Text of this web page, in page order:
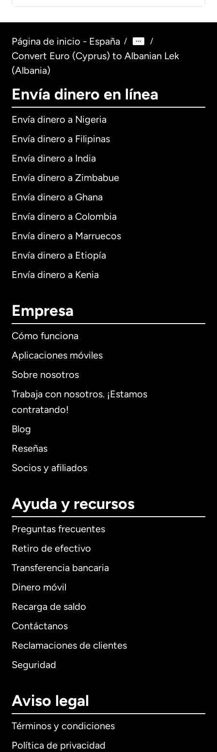
Página de inicio - España / /
Convert Euro (Cyprus) to Albanian Lek
(Albania)
Envía dinero en línea
Envía dinero a Nigeria
Envía dinero a Filipinas
Envía dinero a India
Envía dinero a Zimbabue
Envía dinero a Ghana
Envía dinero a Colombia
Envía dinero a Marruecos
Envía dinero a Etiopía
Envía dinero a Kenia
Empresa
Cómo funciona
Aplicaciones móviles
Sobre nosotros
Trabaja con nosotros. ¡Estamos
contratando!
Blog
Reseñas
Socios y afiliados
Ayuda y recursos
Preguntas frecuentes
Retiro de efectivo
Transferencia bancaria
Dinero móvil
Recarga de saldo
Contáctanos
Reclamaciones de clientes
Seguridad
Aviso legal
Términos y condiciones
Política de privacidad